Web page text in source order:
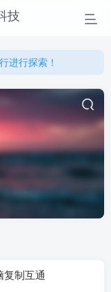
进行探索！
进行探索！
们的系统！
复制互通